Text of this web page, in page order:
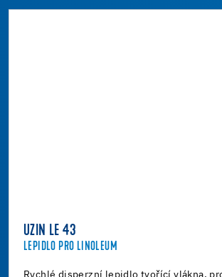
UZIN LE 43
LEPIDLO PRO LINOLEUM
Rychlé disperzní lepidlo tvořící vlákna,